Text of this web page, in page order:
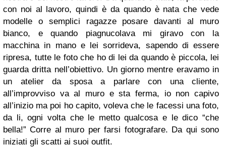
con noi al lavoro, quindi è da quando è nata che vede
modelle o semplici ragazze posare davanti al muro
bianco, e quando piagnucolava mi giravo con la
macchina in mano e lei sorrideva, sapendo di essere
ripresa, tutte le foto che ho di lei da quando è piccola, lei
guarda dritta nell’obiettivo. Un giorno mentre eravamo in
un atelier da sposa a parlare con una cliente,
all’improvviso va al muro e sta ferma, io non capivo
all’inizio ma poi ho capito, voleva che le facessi una foto,
da li, ogni volta che le metto qualcosa e le dico “che
bella!” Corre al muro per farsi fotografare. Da qui sono
iniziati gli scatti ai suoi outfit.